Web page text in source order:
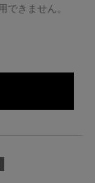
きません。